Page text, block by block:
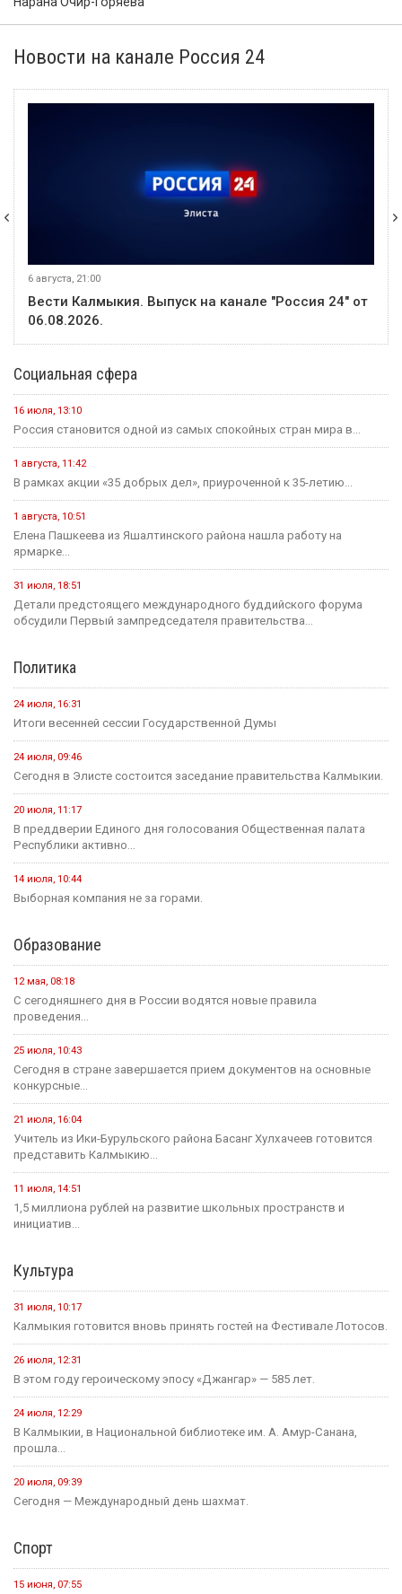
несовершеннолетняя
8 августа Событие
️ Штраф за езду по обочине предложили увеличить до 5000
рублей
5 августа
В Лагани автомобиль опрокинулся в кювет, пострадал один
человек
4 августа
В Яшкульском районе проверили помещения для
голосования на выборах в Госдуму
8 августа Событие
В Элисте сегодня отметят День физкультурника
В Калмыкии 25 ветеранов спецоперации с инвалидностью
получили адаптивную одежду
В этом месяце
20 июля Событие
В Калмыкии задержали жителя ХМАО, находившегося в
федеральном розыске
20 июля Событие
Россиян будут оповещать о взятых кредитах на их имя в
течение 15 минут
20 июля Событие
За сутки в Калмыкии произошло одно ДТП и восемь пожаров
Минсельхоз России ждет от властей Калмыкии адресный
план по борьбе с опустыниванием
19 июля Событие
На «Дне поля — 2026» в Барнауле обсудили борьбу с
опустыниванием в Калмыкии
24 июля Событие
В Малодербетовском районе в ДТП погиб водитель
23 июля Событие
Зрителям Телеканала «Россия 1» рассказали о том, что в
Калмыкии увековечили память о подвиге Героя России
Нарана Очир-Горяева
Новости на канале Россия 24
6 августа, 21:00
Вести Калмыкия. Выпуск на канале "Россия 24" от
Социальная сфера
16 июля, 13:10
Россия становится одной из самых спокойных стран мира в...
В рамках акции «35 добрых дел», приуроченной к 35-летию...
ярмарке...
31 июля, 18:51